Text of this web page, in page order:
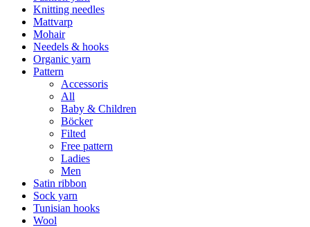
Knitting needles
Mattvarp
Mohair
Needels & hooks
Organic yarn
Pattern
Accessoris
All
Baby & Children
Böcker
Filted
Free pattern
Ladies
Men
Satin ribbon
Sock yarn
Tunisian hooks
Wool